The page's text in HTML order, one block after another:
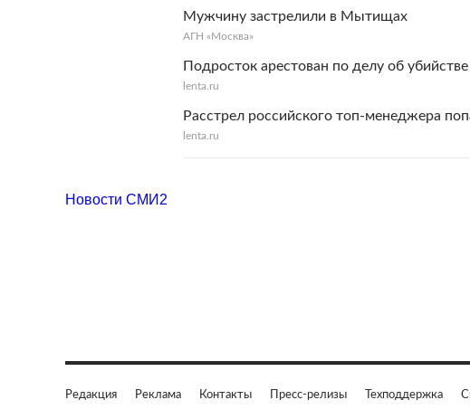
Мужчину застрелили в Мытищах
АГН «Москва»
Подросток арестован по делу об
lenta.ru
Расстрел российского топ-менеджера
lenta.ru
Новости СМИ2
Редакция Реклама Контакты Пресс-релизы Техподдержка